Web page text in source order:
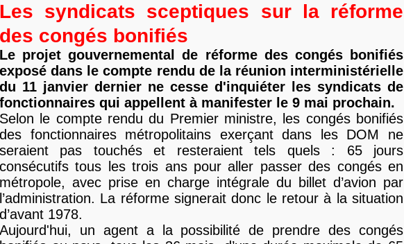
Les syndicats sceptiques sur la réforme
des congés bonifiés
Le projet gouvernemental de réforme des congés bonifiés
exposé dans le compte rendu de la réunion interministérielle
du 11 janvier dernier ne cesse d'inquiéter les syndicats de
fonctionnaires qui appellent à manifester le 9 mai prochain.
Selon le compte rendu du Premier ministre, les congés bonifiés
des fonctionnaires métropolitains exerçant dans les DOM ne
seraient pas touchés et resteraient tels quels : 65 jours
consécutifs tous les trois ans pour aller passer des congés en
métropole, avec prise en charge intégrale du billet d’avion par
l’administration. La réforme signerait donc le retour à la situation
d’avant 1978.
Aujourd'hui, un agent a la possibilité de prendre des congés